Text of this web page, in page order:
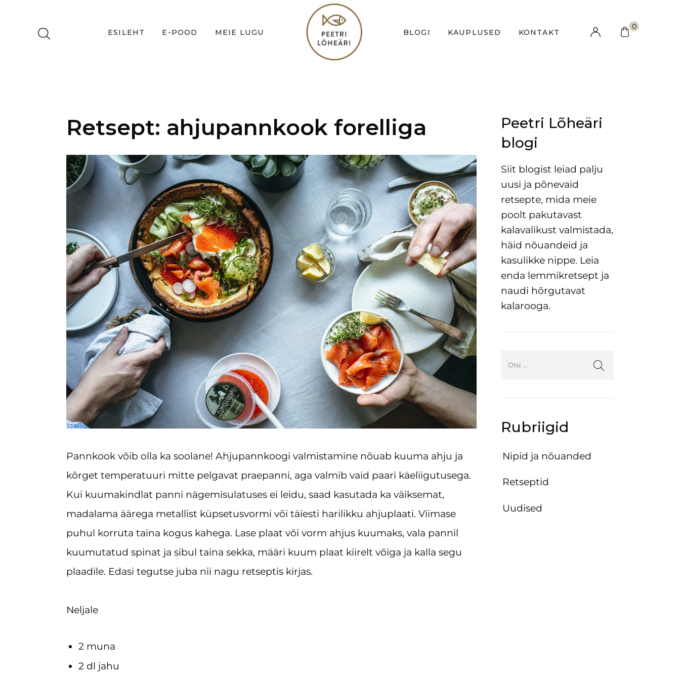
ESILEHT E-POOD MEIE LUGU BLOGI KAUPLUSED KONTAKT
0
Retsept: ahjupannkook forelliga
Pannkook võib olla ka soolane! Ahjupannkoogi valmistamine nõuab kuuma ahju ja
kõrget temperatuuri mitte pelgavat praepanni, aga valmib vaid paari käeliigutusega.
Kui kuumakindlat panni nägemisulatuses ei leidu, saad kasutada ka väiksemat,
madalama äärega metallist küpsetusvormi või täiesti harilikku ahjuplaati. Viimase
puhul korruta taina kogus kahega. Lase plaat või vorm ahjus kuumaks, vala pannil
kuumutatud spinat ja sibul taina sekka, määri kuum plaat kiirelt võiga ja kalla segu
plaadile. Edasi tegutse juba nii nagu retseptis kirjas.
Neljale
2 muna
2 dl jahu
Peetri Lõheäri
blogi
Siit blogist leiad palju
uusi ja põnevaid
retsepte, mida meie
poolt pakutavast
kalavalikust valmistada,
häid nõuandeid ja
kasulikke nippe. Leia
enda lemmikretsept ja
naudi hõrgutavat
kalarooga.
Rubriigid
Nipid ja nõuanded
Retseptid
Uudised